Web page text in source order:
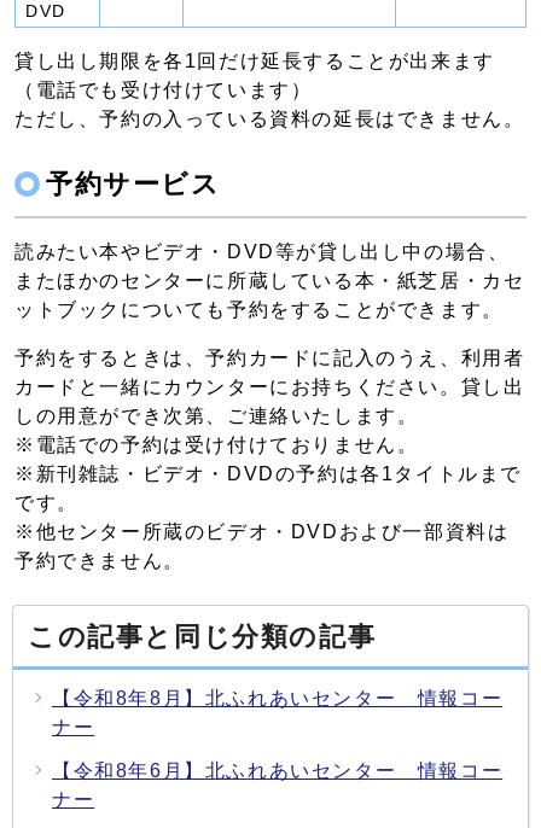
DVD
貸し出し期限を各1回だけ延長することが出来ます
（電話でも受け付けています）
ただし、予約の入っている資料の延長はできません。
予約サービス
読みたい本やビデオ・DVD等が貸し出し中の場合、
またほかのセンターに所蔵している本・紙芝居・カセ
ットブックについても予約をすることができます。
予約をするときは、予約カードに記入のうえ、利用者
カードと一緒にカウンターにお持ちください。貸し出
しの用意ができ次第、ご連絡いたします。
※電話での予約は受け付けておりません。
※新刊雑誌・ビデオ・DVDの予約は各1タイトルまで
です。
※他センター所蔵のビデオ・DVDおよび一部資料は
予約できません。
この記事と同じ分類の記事
【令和8年8月】北ふれあいセンター 情報コー
ナー
【令和8年6月】北ふれあいセンター 情報コー
ナー